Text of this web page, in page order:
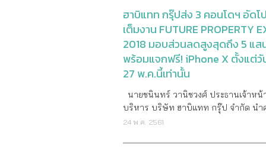
ฟรี และหากเด็กอายุระหว่าง 7-12 ปีจะไ
ส่วนลด 50% สมาชิกตั้งแต่ระดับแพลตติ
ลิท (Platinum Elite) ขึ้นไป ที่มาพร้อมเด็ก
ปีหรือต่ำกว่าจะได้รับอาหารเช้าฟรี นอกจากนี้
เด็กๆ ของสมาชิกทุกท่านจะได้เพลิดเพลิ
ไอศกรีมฟรีระหว่างการเข้าพัก เพราะสิทธิ
ประโยชน์เหล่านี้เกิดขึ้นเพื่อตอบแทนสมา
ครอบครัวของพวกเขาสำหรับการเลือกเ
แมริออท ซึ่งช่วยให้การเดินทางและการ
สนุกมากยิ่งขึ้น สิทธิประโยชน์แมริออท บอนวอย
เป็นการมุ่งสานต่อเป้าหมายในการรักษา
เป็นผู้นำตลาดทาวน์โฮมระดับกลางบนใน
เอพีจึงยกระดับการรุกตลาดมากขึ้น โดย
และนำเสนอสินค้าทาวน์โฮมที่แตกต่าง
เรื่องของโมเดลบ้านและจำนวนโครงกา
ครอบคลุมในทุกทำเลใจกลางและรอบกรุ
เพื่อให้ทาวน์โฮมในเครือเอพีภายใต้แบร
กลางเมือง' และ 'พลีโน่' เป็นคำตอบที่ดีที่
ทุกโจทย์ความต้องการของลูกค้า ทั้งในเ
โลเคชั่น คุณภาพของทาวน์โฮม สังคม นวั
ดีไซน์และฟังก์ชั่นการใช้งานของพื้นที่ ร
ฮาบิแทท กรุ๊ปส่ง 3 คอนโดฯ อัดโ
เต็มงาน FUTURE PROPERTY
2018 มอบส่วนลดสูงสุดถึง 5 แส
พร้อมแจกฟรี! iPhone X ตั้งแต่วั
27 พ.ค.นี้เท่านั้น
บริหาร บริษัท ฮาบิแทท กรุ๊ป จำกัด นำ
ลักชัวรี่ทำเลพัทยา และกรุงเทพฯ 3 โครง
EXPO 2018” ได้แก่ วาลเด้น อโศก คอน
24 พ.ค. 2561